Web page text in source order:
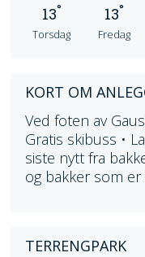
13°
Torsdag
13°
Fredag
KORT OM
Ved foten av
Gratis skibuss •
siste nytt fra
og bakker som
TERRENGPARK